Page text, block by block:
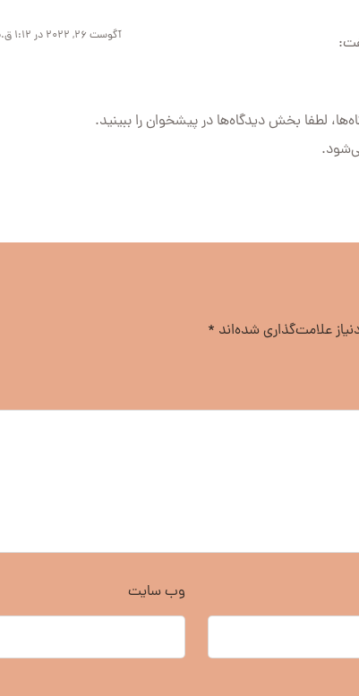
آگوست ۲۶, ۲۰۲۲ در ۱:۱۲ ق.ظ
لطفا بخش دیدگاه‌ها در پیشخوان را ببینید.
علامت‌گذاری شده‌اند *
وب‌ سایت